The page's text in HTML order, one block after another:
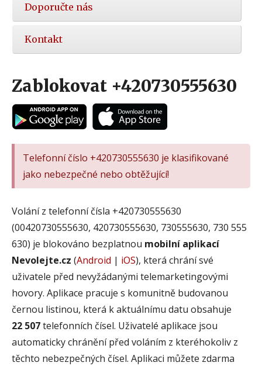
Doporučte nás
Kontakt
Zablokovat +420730555630
Telefonní číslo +420730555630 je klasifikované
jako nebezpečné nebo obtěžující!
Volání z telefonní čísla +420730555630
(00420730555630, 420730555630, 730555630, 730 555
630) je blokováno bezplatnou mobilní aplikací
Nevolejte.cz (Android | iOS), která chrání své
uživatele před nevyžádanými telemarketingovými
hovory. Aplikace pracuje s komunitně budovanou
černou listinou, která k aktuálnímu datu obsahuje
22 507telefonních čísel. Uživatelé aplikace jsou
automaticky chránění před voláním z kteréhokoliv z
těchto nebezpečných čísel. Aplikaci můžete zdarma